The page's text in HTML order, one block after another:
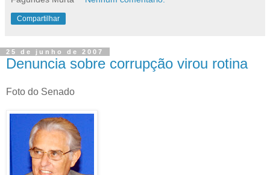
Compartilhar
25 de junho de 2007
Denuncia sobre corrupção virou rotina
Foto do Senado